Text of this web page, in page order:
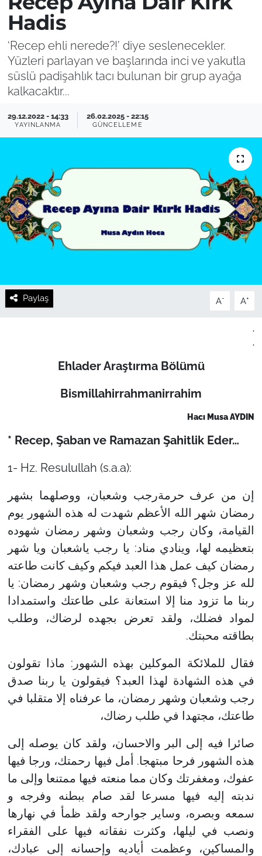
Hadis
‘Recep ehli nerede?!’ diye seslenecekler.
Yüzleri parlayan ve başlarında inci ve yakutla
süslü padişahlık tacı bulunan bir grup ayağa
kalkacaktır...
29.12.2022 - 14:33
YAYINLANMA
26.02.2025 - 22:15
GÜNCELLEME
Paylaş A- A+
.
.
Ehlader Araştırma Bölümü
Bismillahirrahmanirrahim
Hacı Musa AYDIN
* Recep, Şaban ve Ramazan Şahitlik Eder…
1- Hz. Resulullah (s.a.a):
إن من عرف حرمةرجب وشعبان، ووصلهما بشهر
رمضان شهر الله الأعظم شهدت له هذه الشهور يوم
القيامة، وكان رجب وشعبان وشهر رمضان شهوده
بتعظيمه لها، وينادي مناد: يا رجب ياشعبان ويا شهر
رمضان كيف عمل هذا العبد فيكم وكيف كانت طاعته
لله عز وجل؟ فيقوم رجب وشعبان وشهر رمضان: يا
ربنا ما تزود منا إلا استعانة على طاعتك واستمدادا
لمواد فضلك، ولقد تعرض بجهده لرضاك، وطلب
بطاقته محبتك.
فقال للملائكة الموكلين بهذه الشهور: ماذا تقولون
في هذه الشهادة لهذا العبد؟ فيقولون يا ربنا صدق
رجب وشعبان وشهر رمضان، ما عرفناه إلا متقلبا في
طاعتك، مجتهدا في طلب رضاك،
صائرا فيه إلى البر والاحسان، ولقد كان يوصله إلى
هذه الشهور فرحا مبتهجا. أمل فيها رحمتك، ورجا فيها
عفوك، ومغفرتك وكان مما منعته فيها ممتنعا وإلى ما
ندبته إليه فيها مسرعا لقد صام ببطنه وفرجه و
سمعه وبصره، وساير جوارحه ولقد ظمأ في نهارها
ونصب في ليلها، وكثرت نفقاته فيها على الفقراء
والمساكين، وعظمت أياديه وإحسانه إلى عبادك،